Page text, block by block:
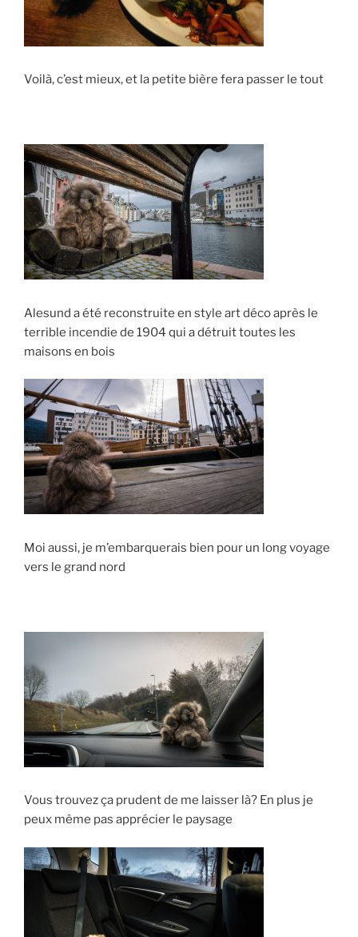
Voilà, c’est mieux, et la petite bière fera passer le tout
Alesund a été reconstruite en style art déco après le
terrible incendie de 1904 qui a détruit toutes les
maisons en bois
Moi aussi, je m’embarquerais bien pour un long voyage
vers le grand nord
Vous trouvez ça prudent de me laisser là? En plus je
peux même pas apprécier le paysage